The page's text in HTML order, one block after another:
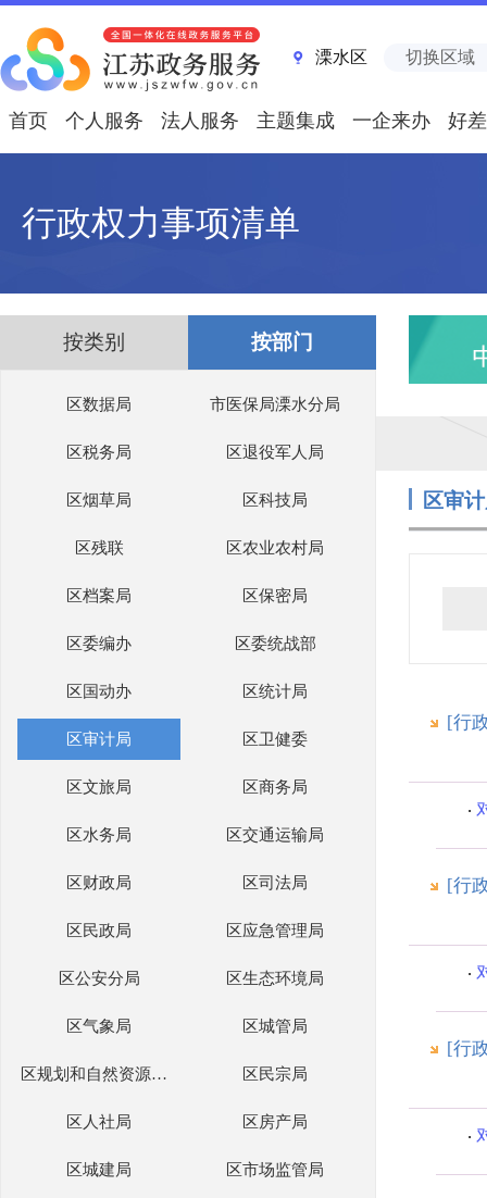
溧水区 切换区域
首页 个人服务 法人服务 主题集成 一企来办 好
行政权力事项清单
按类别 按部门
区数据局 市医保局溧水分局
区税务局 区退役军人局
区烟草局 区科技局
区残联 区农业农村局
区档案局 区保密局
区委编办 区委统战部
区国动办 区统计局
区审计局 区卫健委
区文旅局 区商务局
区水务局 区交通运输局
区财政局 区司法局
区民政局 区应急管理局
区公安分局 区生态环境局
区气象局 区城管局
区规划和自然资源分局 区民宗局
区人社局 区房产局
区城建局 区市场监管局
区审
[行
[行
[行